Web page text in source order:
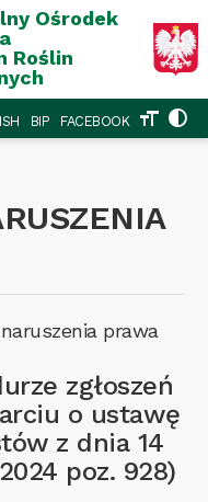
Ośrodek
Roślin
BIP FACEBOOK format_size contrast
prawa
zgłoszeń
o ustawę
z dnia 14
poz. 928)